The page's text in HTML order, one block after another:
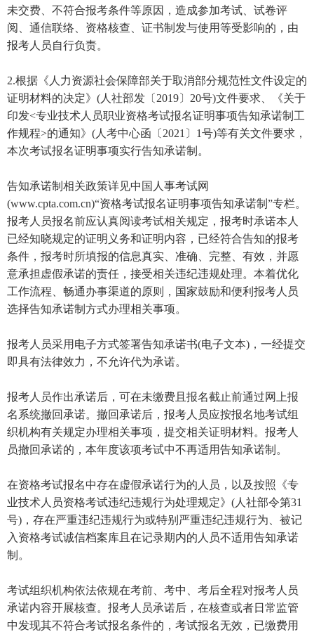
未交费、不符合报考条件等原因，造成参加考试、试卷评
阅、通信联络、资格核查、证书制发与使用等受影响的，由
报考人员自行负责。
2.根据《人力资源社会保障部关于取消部分规范性文件设定的
证明材料的决定》(人社部发〔2019〕20号)文件要求、《关于
印发<专业技术人员职业资格考试报名证明事项告知承诺制工
作规程>的通知》(人考中心函〔2021〕1号)等有关文件要求，
本次考试报名证明事项实行告知承诺制。
告知承诺制相关政策详见中国人事考试网
(www.cpta.com.cn)“资格考试报名证明事项告知承诺制”专栏。
报考人员报名前应认真阅读考试相关规定，报考时承诺本人
已经知晓规定的证明义务和证明内容，已经符合告知的报考
条件，报考时所填报的信息真实、准确、完整、有效，并愿
意承担虚假承诺的责任，接受相关违纪违规处理。本着优化
工作流程、畅通办事渠道的原则，国家鼓励和便利报考人员
选择告知承诺制方式办理相关事项。
报考人员采用电子方式签署告知承诺书(电子文本)，一经提交
即具有法律效力，不允许代为承诺。
报考人员作出承诺后，可在未缴费且报名截止前通过网上报
名系统撤回承诺。撤回承诺后，报考人员应按报名地考试组
织机构有关规定办理相关事项，提交相关证明材料。报考人
员撤回承诺的，本年度该项考试中不再适用告知承诺制。
在资格考试报名中存在虚假承诺行为的人员，以及按照《专
业技术人员资格考试违纪违规行为处理规定》(人社部令第31
号)，存在严重违纪违规行为或特别严重违纪违规行为、被记
入资格考试诚信档案库且在记录期内的人员不适用告知承诺
制。
考试组织机构依法依规在考前、考中、考后全程对报考人员
承诺内容开展核查。报考人员承诺后，在核查或者日常监管
中发现其不符合考试报名条件的，考试报名无效，已缴费用